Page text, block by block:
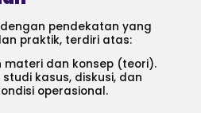
pendekatan yang
praktik, terdiri atas:
materi dan konsep (teori).
kasus, diskusi, dan
operasional.